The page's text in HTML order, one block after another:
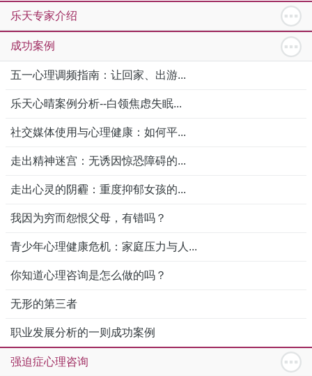
乐天专家介绍
成功案例
五一心理调频指南：让回家、出游...
乐天心晴案例分析--白领焦虑失眠...
社交媒体使用与心理健康：如何平...
走出精神迷宫：无诱因惊恐障碍的...
走出心灵的阴霾：重度抑郁女孩的...
我因为穷而怨恨父母，有错吗？
青少年心理健康危机：家庭压力与人...
你知道心理咨询是怎么做的吗？
无形的第三者
职业发展分析的一则成功案例
强迫症心理咨询